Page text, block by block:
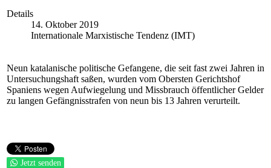
Details
14. Oktober 2019
Internationale Marxistische Tendenz (IMT)
Neun katalanische politische Gefangene, die seit fast zwei Jahren in
Untersuchungshaft saßen, wurden vom Obersten Gerichtshof
Spaniens wegen Aufwiegelung und Missbrauch öffentlicher Gelder
zu langen Gefängnisstrafen von neun bis 13 Jahren verurteilt.
Jetzt senden